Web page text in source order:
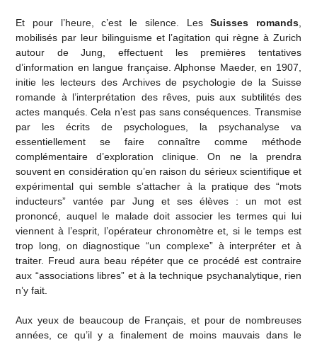
Et pour l’heure, c’est le silence. LesSuisses romands,
mobilisés par leur bilinguisme et l’agitation qui règne à Zurich
autour de Jung, effectuent les premières tentatives
d’information en langue française. Alphonse Maeder, en 1907,
initie les lecteurs des Archives de psychologie de la Suisse
romande à l’interprétation des rêves, puis aux subtilités des
actes manqués. Cela n’est pas sans conséquences. Transmise
par les écrits de psychologues, la psychanalyse va
essentiellement se faire connaître comme méthode
complémentaire d’exploration clinique. On ne la prendra
souvent en considération qu’en raison du sérieux scientifique et
expérimental qui semble s’attacher à la pratique des “mots
inducteurs” vantée par Jung et ses élèves : un mot est
prononcé, auquel le malade doit associer les termes qui lui
viennent à l’esprit, l’opérateur chronomètre et, si le temps est
trop long, on diagnostique “un complexe” à interpréter et à
traiter. Freud aura beau répéter que ce procédé est contraire
aux “associations libres” et à la technique psychanalytique, rien
n’y fait.
Aux yeux de beaucoup de Français, et pour de nombreuses
années, ce qu’il y a finalement de moins mauvais dans le